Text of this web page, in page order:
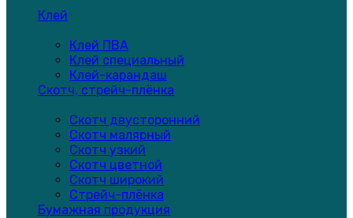
Клей
Клей ПВА
Клей специальный
Клей-карандаш
Скотч, стрейч-плёнка
Скотч двусторонний
Скотч малярный
Скотч узкий
Скотч цветной
Скотч широкий
Стрейч-плёнка
Бумажная продукция